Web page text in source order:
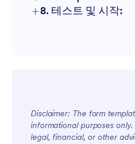
+8. 테스트 및 시작:
Disclaimer: The form
informational purposes
legal, financial, or other